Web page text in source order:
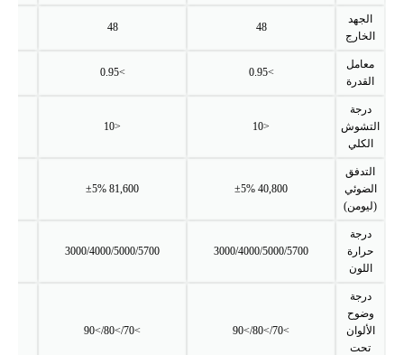
الجهد
الخارج
معامل
القدرة
درجة
التشوش
الكلي
التدفق
الضوئي
(ليومن)
40,800 ±5%
81,600 ±5%
درجة
حرارة
اللون
3000/4000/5000/5700
3000/4000/5000/5700
درجة
وضوح
الألوان
تحت